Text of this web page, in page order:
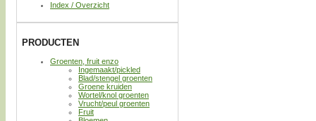
Index / Overzicht
PRODUCTEN
Groenten, fruit enzo
Ingemaakt/pickled
Blad/stengel groenten
Groene kruiden
Wortel/knol groenten
Vrucht/peul groenten
Fruit